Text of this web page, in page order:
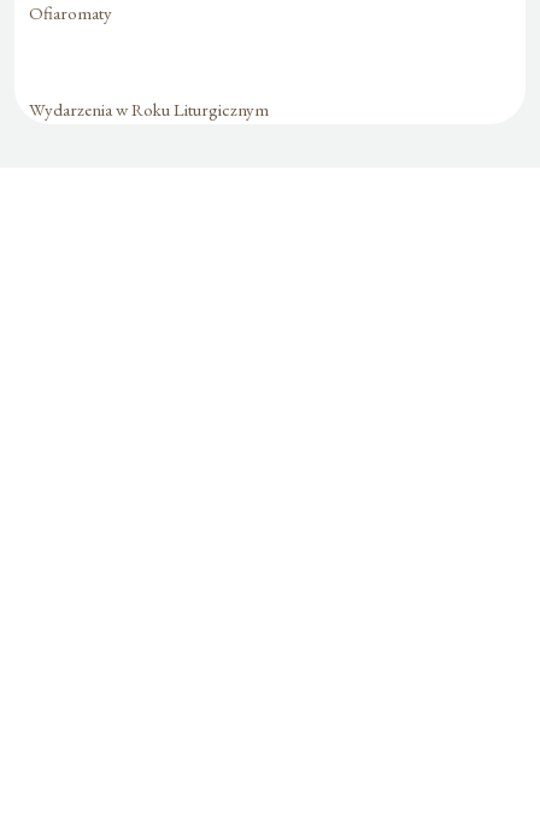
Ofiaromaty
Wydarzenia w Roku Liturgicznym